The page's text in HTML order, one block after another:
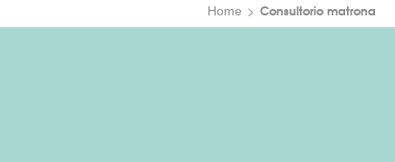
Home Consultorio matrona